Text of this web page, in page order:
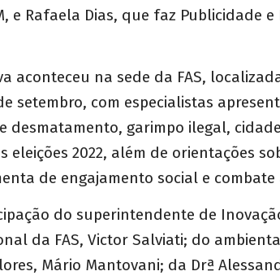
e Rafaela Dias, que faz Publicidade
aconteceu na sede da FAS,
setembro, com especialistas
desmatamento, garimpo ilegal,
eleições 2022, além de orientações
de engajamento social e combate
do superintendente de
da FAS, Victor Salviati; do
Mário Mantovani; da Drª